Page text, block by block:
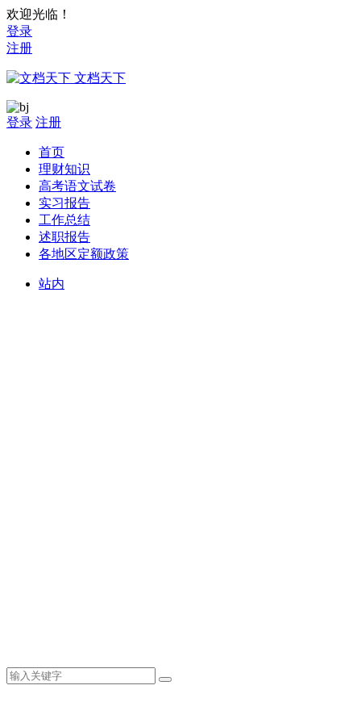
欢迎光临！
登录
注册
文档天下
登录 注册
首页
理财知识
高考语文试卷
实习报告
工作总结
述职报告
各地区定额政策
站内